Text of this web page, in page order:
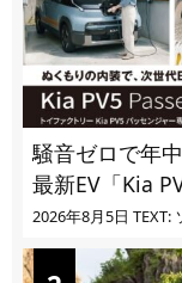
騒音ゼロで年
最新EV「Kia
2026年8月5日 TEXT: